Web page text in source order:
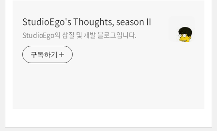
StudioEgo's Thoughts, seasonⅡ
StudioEgo의 삽질 및 개발 블로그입니다.
구독하기